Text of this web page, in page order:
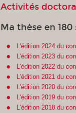
Activités
Ma thèse en 180
L'édition 2024 du
L'édition 2023 du
L'édition 2022 du
L'édition 2021 du
L'édition 2020 du
L'édition 2019 du
L'édition 2018 du